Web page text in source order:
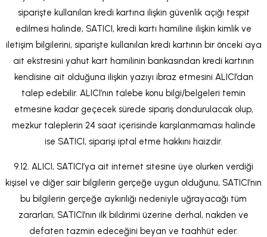
siparişte kullanılan kredi kartına ilişkin güvenlik açığı tespit
edilmesi halinde, SATICI, kredi kartı hamiline ilişkin kimlik ve
iletişim bilgilerini, siparişte kullanılan kredi kartının bir önceki aya
ait ekstresini yahut kart hamilinin bankasından kredi kartının
kendisine ait olduğuna ilişkin yazıyı ibraz etmesini ALICI’dan
talep edebilir. ALICI’nın talebe konu bilgi/belgeleri temin
etmesine kadar geçecek sürede sipariş dondurulacak olup,
mezkur taleplerin 24 saat içerisinde karşılanmaması halinde
ise SATICI, siparişi iptal etme hakkını haizdir.
9.12. ALICI, SATICI’ya ait internet sitesine üye olurken verdiği
kişisel ve diğer sair bilgilerin gerçeğe uygun olduğunu, SATICI’nın
bu bilgilerin gerçeğe aykırılığı nedeniyle uğrayacağı tüm
zararları, SATICI’nın ilk bildirimi üzerine derhal, nakden ve
defaten tazmin edeceğini beyan ve taahhüt eder.